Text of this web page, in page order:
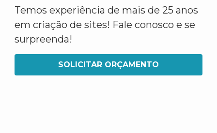
Temos experiência de mais de 25 anos
em criação de sites! Fale conosco e se
surpreenda!
SOLICITAR ORÇAMENTO